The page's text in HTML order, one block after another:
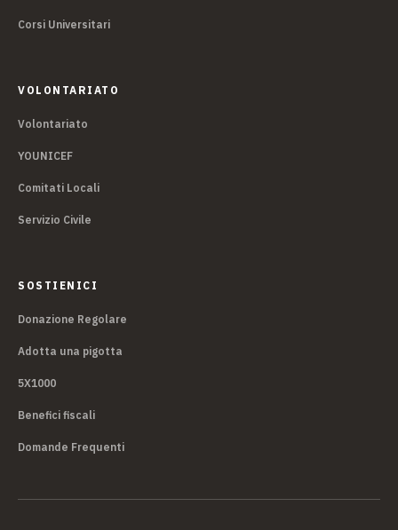
Corsi Universitari
VOLONTARIATO
Volontariato
YOUNICEF
Comitati Locali
Servizio Civile
SOSTIENICI
Donazione Regolare
Adotta una pigotta
5X1000
Benefici fiscali
Domande Frequenti